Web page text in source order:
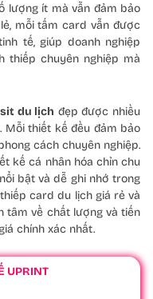
lượng ít mà vẫn đảm bảo
mỗi tấm card vẫn được
tế, giúp doanh nghiệp
thiếp chuyên nghiệp mà
du lịch đẹp được nhiều
Mỗi thiết kế đều đảm bảo
cách chuyên nghiệp.
kế cá nhân hóa chỉn chu
bật và dễ ghi nhớ trong
card du lịch giá rẻ và
tâm về chất lượng và tiến
chính xác nhất.
UPRINT